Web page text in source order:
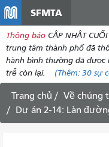
SFMTA
Thông báo CẬP NHẬT
trung tâm thành phố đã
hành bình thường đã được
trễ còn lại.
(Thêm: 30 sự
Trang chủ Về chúng
Dự án 2-14: Làn đường dành cho xe đạp trên